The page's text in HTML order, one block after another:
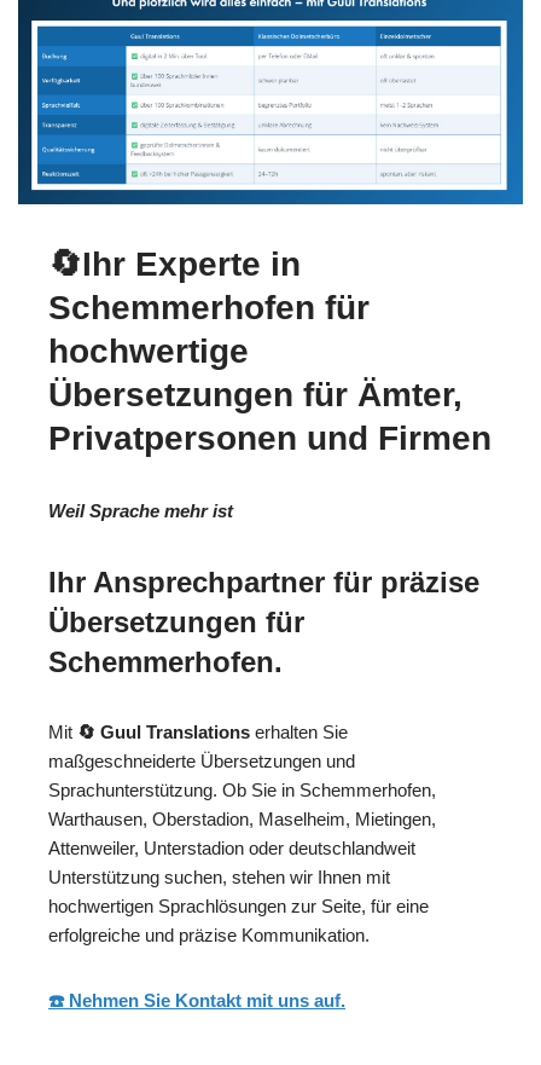
🔄Ihr Experte in
Schemmerhofen für
hochwertige
Übersetzungen für Ämter,
Privatpersonen und Firmen
Weil Sprache mehr ist
Ihr Ansprechpartner für präzise
Übersetzungen für
Schemmerhofen.
Mit 🔄 Guul Translations erhalten Sie
maßgeschneiderte Übersetzungen und
Sprachunterstützung. Ob Sie in Schemmerhofen,
Warthausen, Oberstadion, Maselheim, Mietingen,
Attenweiler, Unterstadion oder deutschlandweit
Unterstützung suchen, stehen wir Ihnen mit
hochwertigen Sprachlösungen zur Seite, für eine
erfolgreiche und präzise Kommunikation.
☎️ Nehmen Sie Kontakt mit uns auf.